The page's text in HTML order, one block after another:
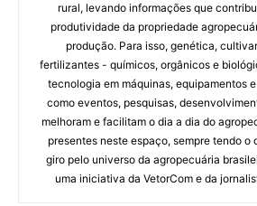
rural, levando informações que
produtividade da propriedade
produção. Para isso, genética,
fertilizantes - químicos, orgânicos e
tecnologia em máquinas, equipamentos
como eventos, pesquisas,
melhoram e facilitam o dia a dia do
presentes neste espaço, sempre tendo o
giro pelo universo da agropecuária
uma iniciativa da VetorCom e da